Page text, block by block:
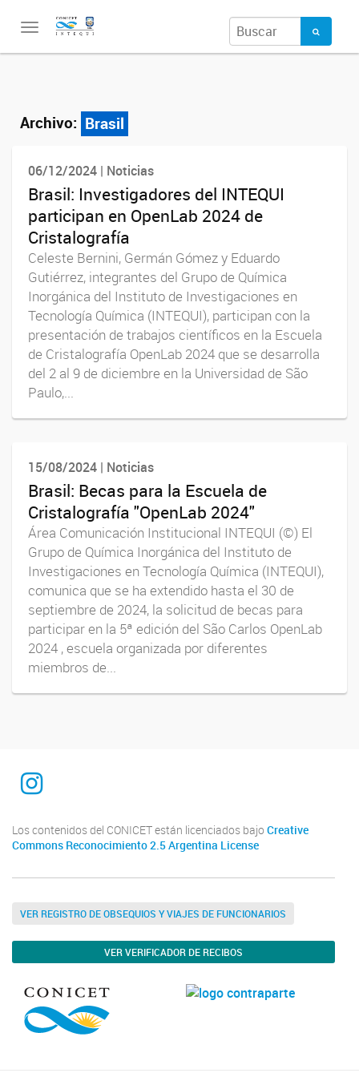
Toggle
Archivo: Brasil
06/12/2024 | Noticias
Brasil: Investigadores del INTEQUI
participan en OpenLab 2024 de
Cristalografía
Celeste Bernini, Germán Gómez y Eduardo
Gutiérrez, integrantes del Grupo de Química
Inorgánica del Instituto de Investigaciones en
Tecnología Química (INTEQUI), participan con la
presentación de trabajos científicos en la Escuela
de Cristalografía OpenLab 2024 que se desarrolla
del 2 al 9 de diciembre en la Universidad de São
Paulo,...
15/08/2024 | Noticias
Brasil: Becas para la Escuela de
Cristalografía "OpenLab 2024"
Área Comunicación Institucional INTEQUI (©) El
Grupo de Química Inorgánica del Instituto de
Investigaciones en Tecnología Química (INTEQUI),
comunica que se ha extendido hasta el 30 de
septiembre de 2024, la solicitud de becas para
participar en la 5ª edición del São Carlos OpenLab
2024 , escuela organizada por diferentes
miembros de...
INTEQUI
Los contenidos del CONICET están licenciados bajo Creative
Commons Reconocimiento 2.5 Argentina License
VER REGISTRO DE OBSEQUIOS Y VIAJES DE FUNCIONARIOS
VER VERIFICADOR DE RECIBOS